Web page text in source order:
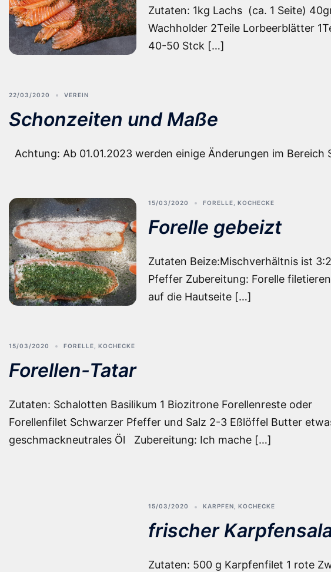
Zutaten: 1kg Lachs (ca. 1 Seite)
Wachholder 2Teile Lorbeerblätter
40-50 Stck […]
22/03/2020 VEREIN
Schonzeiten und Maße
Achtung: Ab 01.01.2023 werden einige Änderungen im
15/03/2020 FORELLE KOCHECKE
Forelle gebeizt
Zutaten Beize:Mischverhältnis ist
Pfeffer Zubereitung: Forelle
auf die Hautseite […]
15/03/2020 FORELLE KOCHECKE
Forellen-Tatar
Zutaten: Schalotten Basilikum 1 Biozitrone Forellenreste oder
Forellenfilet Schwarzer Pfeffer und Salz 2-3 Eßlöffel Butter
geschmackneutrales Öl Zubereitung: Ich mache […]
15/03/2020 KARPFEN, KOCHECKE
frischer
Zutaten: 500 g Karpfenfilet 1 rote